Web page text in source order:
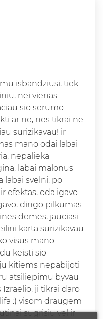
isbandziusi, tiek
nei vienas
sio serumo
ar ne, nes tikrai ne
surizikavau! ir
mano odai labai
nepalieka
labai malonus
labai svelni. po
efektas, oda igavo
dingo pilkumas
demes, jauciasi
karta surizikavau
visus mano
keisti sio
kitiems nepabijoti
atsiliepimu byvau
ji tikrai daro
:) visom draugem
sugrisiu vel ir